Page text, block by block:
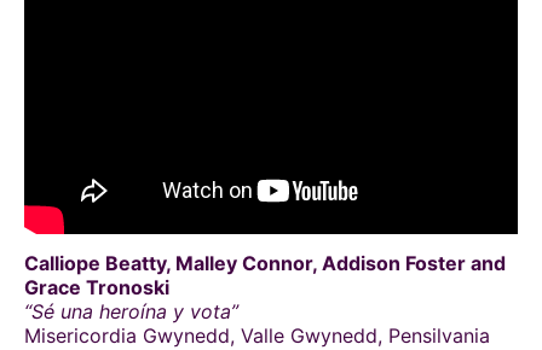
Calliope Beatty, Malley Connor, Addison Foster and
Grace Tronoski
“Sé una heroína y vota”
Misericordia Gwynedd, Valle Gwynedd, Pensilvania